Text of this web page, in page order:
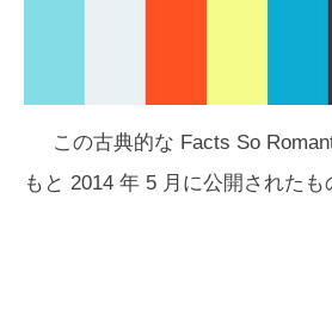
この古典的な Facts So
もと 2014 年 5 月に公開されたも